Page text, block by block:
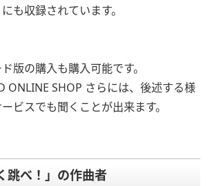
も収録されています。
版の購入も購入可能です。
ONLINE SHOP さらには、後述する様
ビスでも聞くことが出来ます。
跳べ！」の作曲者